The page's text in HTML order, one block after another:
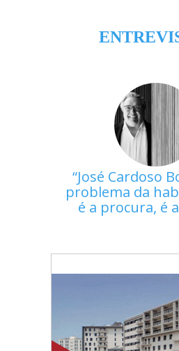
José Cardoso
problema da
é a procura, é